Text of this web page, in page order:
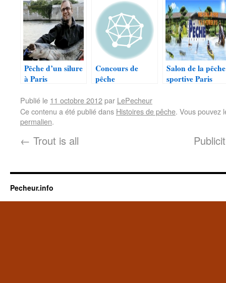
Pêche d’un silure
à Paris
Concours de
pêche
Paris
Salon de la pêche
sportive Paris
Publié le 11 octobre 2012par LePecheur
Ce contenu a été publié dans Histoires de pêche. Vous pouvez
permalien.
← Trout is all
Pecheur.info